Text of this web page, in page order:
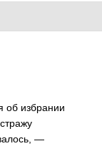
об избрании
—